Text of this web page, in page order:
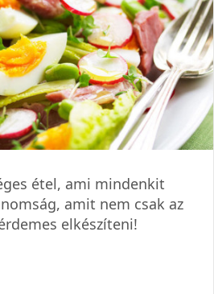
étel, ami mindenkit
amit nem csak az
elkészíteni!